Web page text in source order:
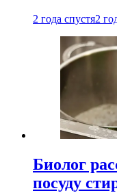
2 года спустя2
Биолог
посуду